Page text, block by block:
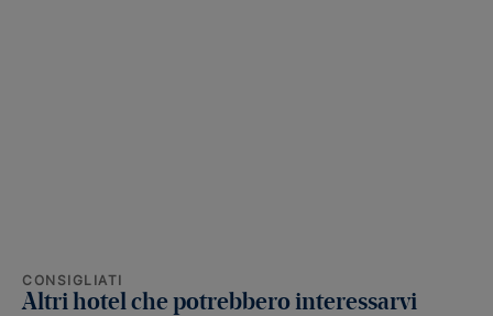
CONSIGLIATI
Altri hotel che potrebbero interessarvi